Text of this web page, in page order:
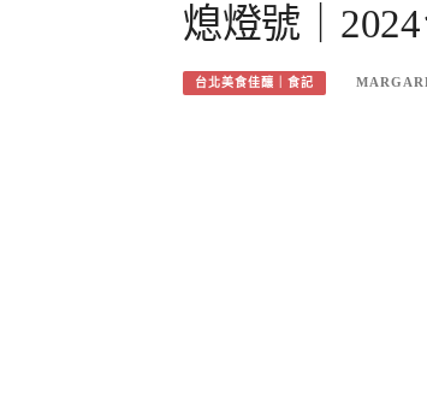
熄燈號｜
台北美食佳釀｜食記